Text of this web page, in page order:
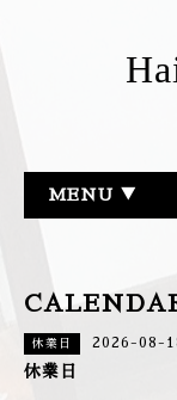
長野県
MENU ▼
休業日 2026-08-
休業日